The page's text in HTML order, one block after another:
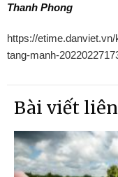
Thanh Phong
https://
tang-manh-
Bài viết